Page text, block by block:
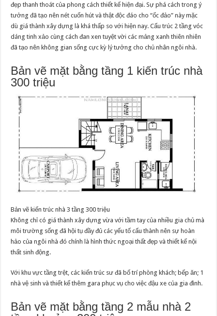
đẹp thanh thoát của phong cách thiết kế hiện đại. Sự phá cách trong ý
tưởng đã tạo nên nét cuốn hút và thật độc đáo cho “ốc đảo” này mặc
dù giá thành xây dựng là khá thấp so với hiện nay. Cấu trúc 2 tầng vóc
dáng tinh xảo cùng cách đan xen tuyệt vời các mảng xanh thiên nhiên
đã tạo nên không gian sống cực kỳ lý tưởng cho chủ nhân ngôi nhà.
Bản vẽ mặt bằng tầng 1 kiến trúc nhà
300 triệu
Bản vẽ kiến trúc nhà 3 tầng 300 triệu
Không chỉ có giá thành xây dựng vừa với tầm tay của nhiều gia chủ mà
môi trường sống đã hội tụ đầy đủ các yếu tố cấu thành nên sự hoàn
hảo của ngôi nhà đó chính là hình thức ngoại thất đẹp và thiết kế nội
thất sinh động.
Với khu vực tầng trệt, các kiến trúc sư đã bố trí phòng khách; bếp ăn; 1
nhà vệ sinh và thiết kế thêm gara phục vụ cho việc đậu xe của gia đình.
Bản vẽ mặt bằng tầng 2 mẫu nhà 2